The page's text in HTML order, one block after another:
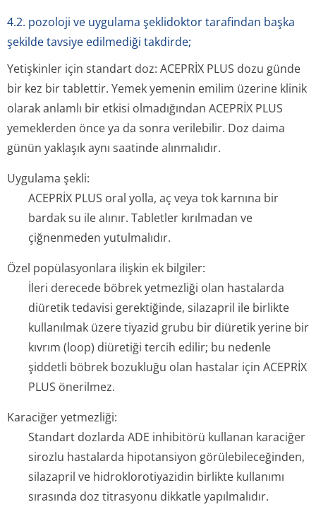
4.2. pozoloji ve uygulama şeklidoktor tarafindan başka
şekilde tavsiye edilmediği takdirde;
Yetişkinler için standart doz: ACEPRİX PLUS dozu günde
bir kez bir tablettir. Yemek yemenin emilim üzerine klinik
olarak anlamlı bir etkisi olmadığından ACEPRİX PLUS
yemeklerden önce ya da sonra verilebilir. Doz daima
günün yaklaşık aynı saatinde alınmalıdır.
Uygulama şekli:
ACEPRİX PLUS oral yolla, aç veya tok karnına bir
bardak su ile alınır. Tabletler kırılmadan ve
çiğnenmeden yutulmalıdır.
Özel popülasyonlara ilişkin ek bilgiler:
İleri derecede böbrek yetmezliği olan hastalarda
diüretik tedavisi gerektiğinde, silazapril ile birlikte
kullanılmak üzere tiyazid grubu bir diüretik yerine bir
kıvrım (loop) diüretiği tercih edilir; bu nedenle
şiddetli böbrek bozukluğu olan hastalar için ACEPRİX
PLUS önerilmez.
Karaciğer yetmezliği:
Standart dozlarda ADE inhibitörü kullanan karaciğer
sirozlu hastalarda hipotansiyon görülebileceğinden,
silazapril ve hidroklorotiyazidin birlikte kullanımı
sırasında doz titrasyonu dikkatle yapılmalıdır.